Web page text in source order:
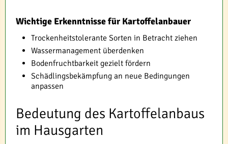
Wichtige Erkenntnisse für Kartoffelanbauer
Trockenheitstolerante Sorten in Betracht ziehen
Wassermanagement überdenken
Bodenfruchtbarkeit gezielt fördern
Schädlingsbekämpfung an neue Bedingungen
anpassen
Bedeutung des Kartoffelanbaus
im Hausgarten